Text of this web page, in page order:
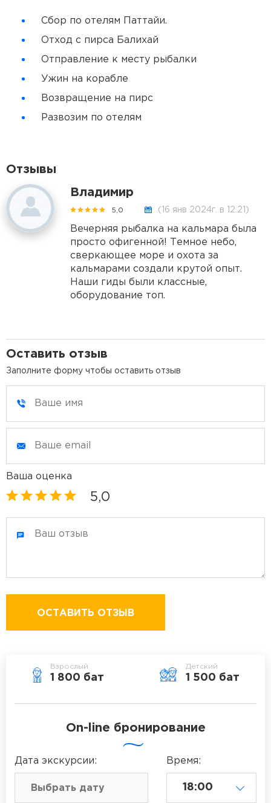
Сбор по отелям Паттайи.
Отход с пирса Балихай
Отправление к месту рыбалки
Ужин на корабле
Возвращение на пирс
Развозим по отелям
Отзывы
Владимир
5,0 (16 янв 2024г. в 12.21)
Вечерняя рыбалка на кальмара была
просто офигенной! Темное небо,
сверкающее море и охота за
кальмарами создали крутой опыт.
Наши гиды были классные,
оборудование топ.
Оставить отзыв
Заполните форму чтобы оставить отзыв
Ваша оценка
5,0
ОСТАВИТЬ ОТЗЫВ
Взрослый
1 800 бат
Детский
1 500 бат
On-line бронирование
Дата экскурсии: Время: